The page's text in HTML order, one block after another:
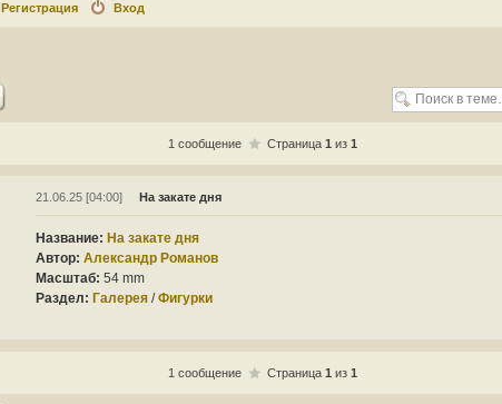
Регистрация Вход
1 сообщение Страница 1 из 1
21.06.25 [04:00] На закате дня
Название: На закате дня
Автор: Александр Романов
Масштаб: 54 mm
Раздел: Галерея/Фигурки
1 сообщение Страница 1 из 1